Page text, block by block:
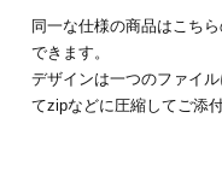
印刷
カード印刷
フォルダー
同一な仕様の商品はこち
できます。
デザインは一つのファイ
てzipなどに圧縮してご添